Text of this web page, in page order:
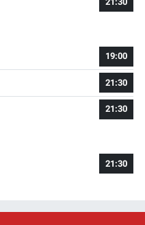
19:00
21:30
21:30
21:30